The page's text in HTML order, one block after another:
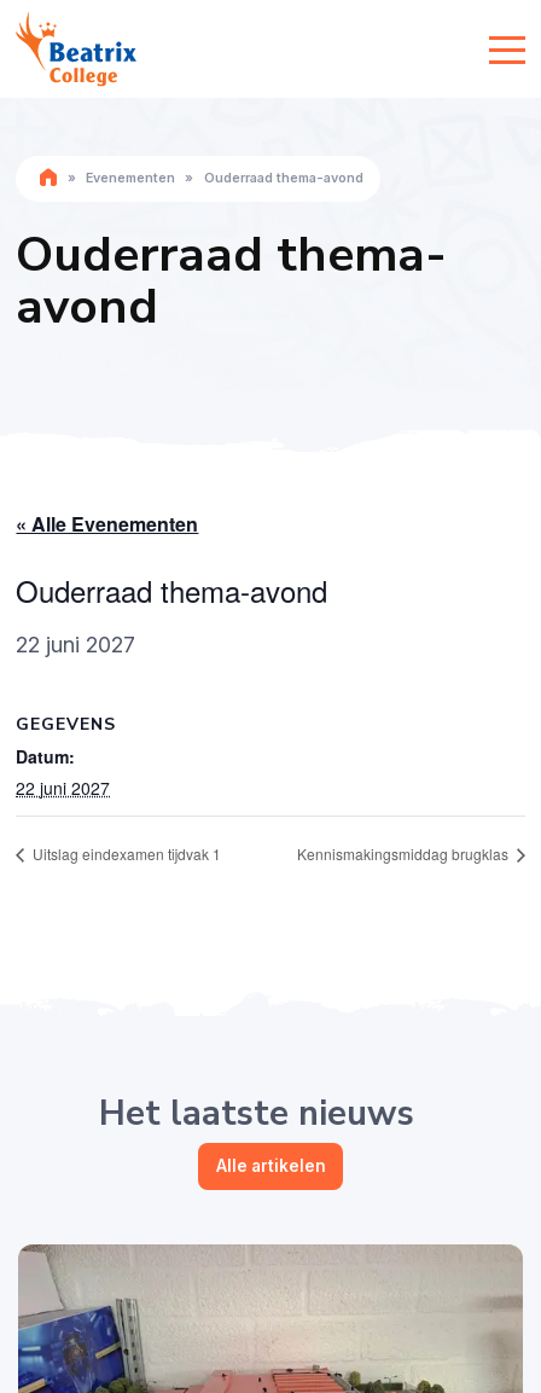
» Evenementen » Ouderraad thema-avond
Ouderraad thema-
avond
« Alle Evenementen
Ouderraad thema-avond
22 juni 2027
GEGEVENS
Datum:
22 juni 2027
Uitslag eindexamen tijdvak 1 Kennismakingsmiddag brugklas
Het laatste nieuws
Alle artikelen